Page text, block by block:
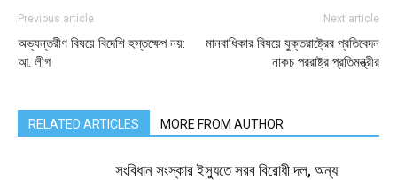
Previous article
অভ্যন্তরীণ বিষয়ে বিদেশি হস্তক্ষেপ নয়:
আ. লীগ
Next article
মানবাধিকার বিষয়ে যুক্তরাষ্ট্রের প্রতিবেদন
নাকচ পররাষ্ট্র প্রতিমন্ত্রীর
RELATED ARTICLES MORE FROM AUTHOR
সংবিধান সংস্কার ইস্যুতে সরব বিরোধী দল, অন্য